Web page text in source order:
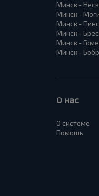
Минск -
Минск -
Минск -
Минск -
Минск -
Минск -
О нас
О системе
Помощь